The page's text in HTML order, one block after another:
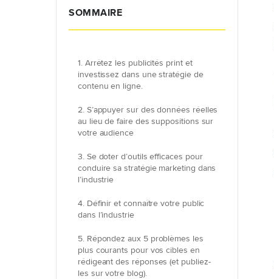
SOMMAIRE
1. Arrêtez les publicités print et
investissez dans une stratégie de
contenu en ligne.
2. S’appuyer sur des données réelles
au lieu de faire des suppositions sur
votre audience
3. Se doter d’outils efficaces pour
conduire sa stratégie marketing dans
l’industrie
4. Définir et connaître votre public
dans l’industrie
5. Répondez aux 5 problèmes les
plus courants pour vos cibles en
rédigeant des réponses (et publiez-
les sur votre blog).